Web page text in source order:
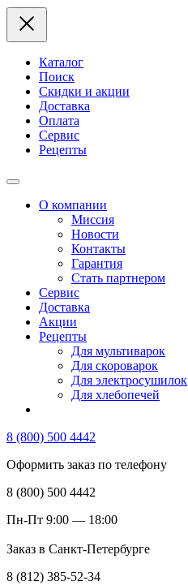
Каталог
Поиск
Скидки и акции
Доставка
Оплата
Сервис
Рецепты
О компании
Миссия
Новости
Контакты
Гарантия
Стать партнером
Сервис
Доставка
Акции
Рецепты
Для мультиварок
Для скороварок
Для электросушилок
Для хлебопечей
8 (800) 500 4442
Оформить заказ по телефону
8 (800) 500 4442
Пн-Пт 9:00 — 18:00
Заказ в Санкт-Петербурге
8 (812) 385-52-34